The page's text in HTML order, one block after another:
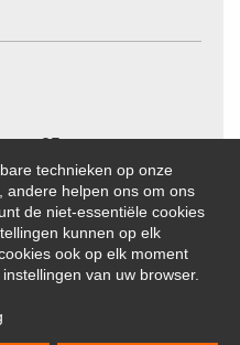
25
waarden.
technieken op onze
andere helpen ons om ons
de niet-essentiële cookies
kunnen op elk
ook op elk moment
van uw browser.